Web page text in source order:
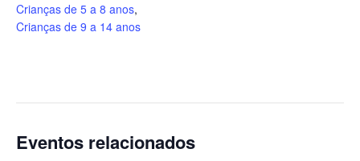
Crianças de 5 a 8 anos,
Crianças de 9 a 14 anos
Eventos relacionados